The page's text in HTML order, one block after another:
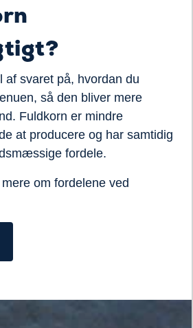
af svaret på, hvordan du
så den bliver mere
Fuldkorn er mindre
at producere og har samtidig
fordel e.
om fordelene ved